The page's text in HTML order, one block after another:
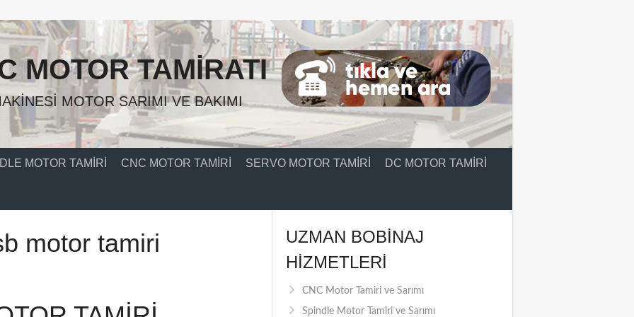
MOTOR TAMIRATI
MOTOR SARIMI VE BAKIMI
MOTOR TAMIRI CNC MOTOR TAMIRI SERVO MOTOR TAMIRI DC MOTOR TAMIRI
motor tamiri
UZMAN BOBINAJ
HIZMETLERI
CNC Motor Tamiri ve Sarımı
Spindle Motor Tamiri ve Sarımı